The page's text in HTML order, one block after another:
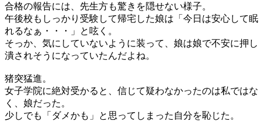
合格の報告には、先生方も驚きを隠せない様子。
午後校もしっかり受験して帰宅した娘は「今日は安心して眠
れるなぁ・・・」と呟く。
そっか、気にしていないように装って、娘は娘で不安に押し
潰されそうになっていたんだよね。
猪突猛進。
女子学院に絶対受かると、信じて疑わなかったのは私ではな
く、娘だった。
少しでも「ダメかも」と思ってしまった自分を恥じた。